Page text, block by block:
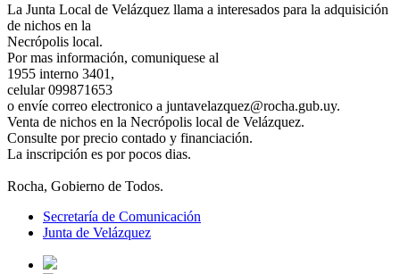
La Junta Local de Velázquez llama a interesados para la adquisición
de nichos en la
Necrópolis local.
Por mas información, comuniquese al
1955 interno 3401,
celular 099871653
o envíe correo electronico a juntavelazquez@rocha.gub.uy.
Venta de nichos en la Necrópolis local de Velázquez.
Consulte por precio contado y financiación.
La inscripción es por pocos dias.
Rocha, Gobierno de Todos.
Secretaría de Comunicación
Junta de Velázquez